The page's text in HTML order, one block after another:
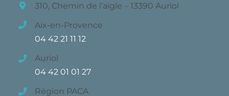
310, Chemin de l’aigle – 13390 Auriol
Aix-en-Provence
04 42 21 11 12
Auriol
04 42 01 01 27
Région PACA